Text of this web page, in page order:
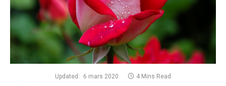
Updated: 6 mars 2020 4 Mins Read